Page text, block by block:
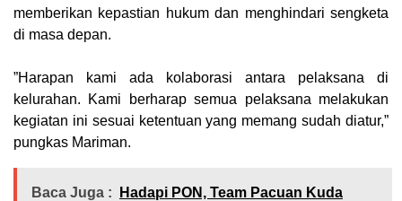
memberikan kepastian hukum dan menghindari sengketa
di masa depan.
‎”Harapan kami ada kolaborasi antara pelaksana di
kelurahan. Kami berharap semua pelaksana melakukan
kegiatan ini sesuai ketentuan yang memang sudah diatur,”
pungkas Mariman.
Baca Juga :
Hadapi PON, Team Pacuan Kuda